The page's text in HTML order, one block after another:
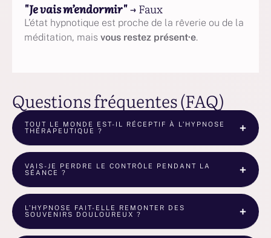
"Je vais m’endormir"→ Faux
L’état hypnotique est proche de la rêverie ou de la
méditation, mais vous restez présent·e.
Questions fréquentes (FAQ)
TOUT LE MONDE EST-IL RÉCEPTIF À L’HYPNOSE
THÉRAPEUTIQUE ?
VAIS-JE PERDRE LE CONTRÔLE PENDANT LA
SÉANCE ?
L’HYPNOSE FAIT-ELLE REMONTER DES
SOUVENIRS DOULOUREUX ?